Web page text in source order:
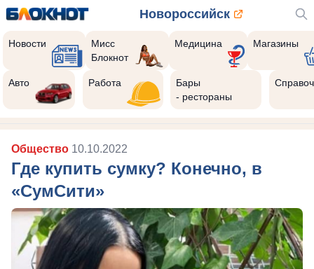
Новороссийск
Новости
Мисс
Блокнот
Медицина Магазины
Авто Работа
Бары
- рестораны
Общество 10.10.2022
Где купить сумку? Конечно, в
«СумСити»